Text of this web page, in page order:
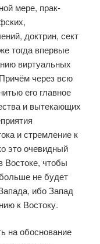
мере, прак­
доктрин, сект
тогда впервые
виртуальных
через всю
его главное
и вытекающих
и стремление к
это очевидный
Востоке, чтобы
не будет
ибо Запад
к Востоку.
на обоснование